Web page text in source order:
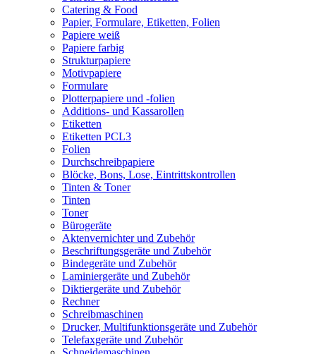
Catering & Food
Papier, Formulare, Etiketten, Folien
Papiere weiß
Papiere farbig
Strukturpapiere
Motivpapiere
Formulare
Plotterpapiere und -folien
Additions- und Kassarollen
Etiketten
Etiketten PCL3
Folien
Durchschreibpapiere
Blöcke, Bons, Lose, Eintrittskontrollen
Tinten & Toner
Tinten
Toner
Bürogeräte
Aktenvernichter und Zubehör
Beschriftungsgeräte und Zubehör
Bindegeräte und Zubehör
Laminiergeräte und Zubehör
Diktiergeräte und Zubehör
Rechner
Schreibmaschinen
Drucker, Multifunktionsgeräte und Zubehör
Telefaxgeräte und Zubehör